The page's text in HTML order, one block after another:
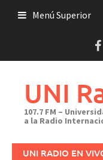
Menú Superior
UNI
107.7 FM –
a la Radio
UNI RADIO EN